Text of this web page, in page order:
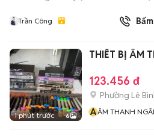
Trần Công
1 phút trước 6
THIẾT BỊ ÂM
123.456 đ
Phường Lê
ÂÂM THANH